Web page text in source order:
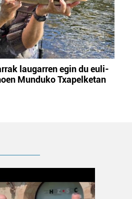
laugarren egin du euli-
Munduko Txapelketan